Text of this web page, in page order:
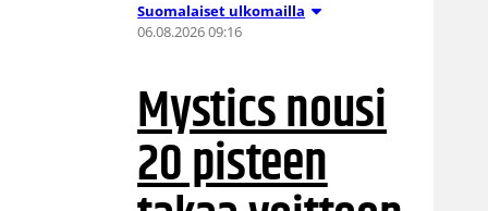
Suomalaiset ulkomailla
06.08.2026 09:16
Mystics nousi
20 pisteen